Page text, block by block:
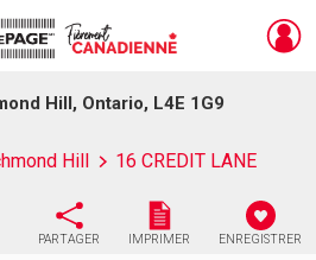
Hill, Ontario, L4E 1G9
Hill 16 CREDIT LANE
PARTAGER IMPRIMER ENREGISTRER